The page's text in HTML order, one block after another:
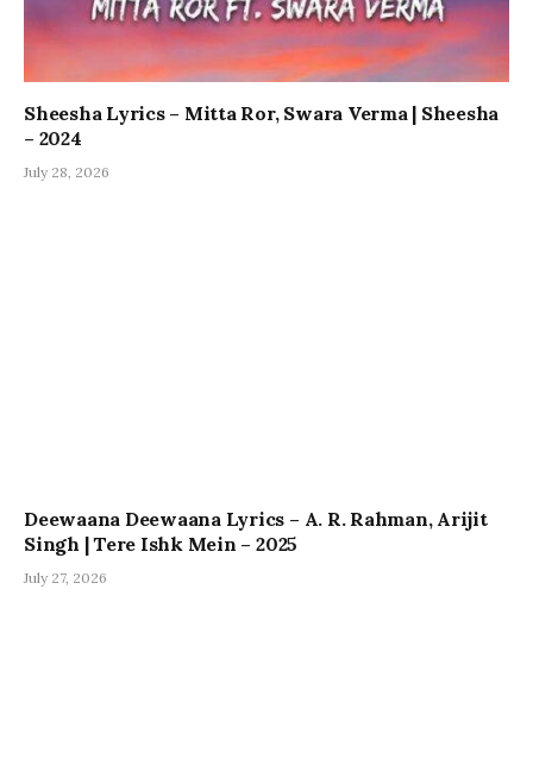
Sheesha Lyrics – Mitta Ror, Swara Verma | Sheesha
– 2024
July 28, 2026
Deewaana Deewaana Lyrics – A. R. Rahman, Arijit
Singh | Tere Ishk Mein – 2025
July 27, 2026